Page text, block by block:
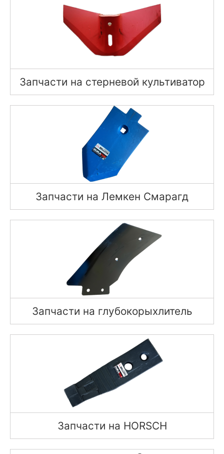
Запчасти на стерневой культиватор
Запчасти на Лемкен Смарагд
Запчасти на глубокорыхлитель
Запчасти на HORSCH